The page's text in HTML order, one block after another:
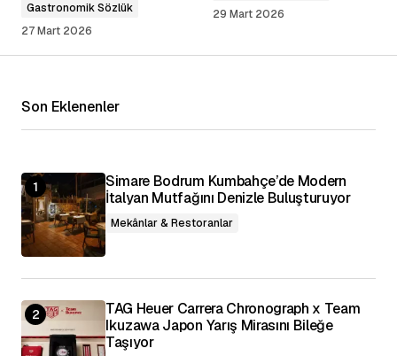
E-posta Adresiniz*
Daha sonraki yorumlarımda kullanılması için
adım, e-posta adresim ve site adresim bu
tarayıcıya kaydedilsin.
Yorumu Gönder
Gastronomik Sözlük
27 Mart 2026
29 Mart 2026
Son Eklenenler
Simare Bodrum Kumbahçe’de Modern
İtalyan Mutfağını Denizle Buluşturuyor
Mekânlar & Restoranlar
TAG Heuer Carrera Chronograph x Team
Ikuzawa Japon Yarış Mirasını Bileğe
Taşıyor